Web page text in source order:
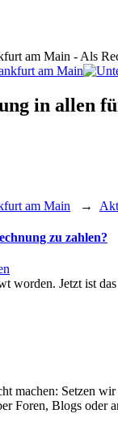
am Main - Als
in allen
am Main →
zu zahlen?
Jetzt ist
machen: Setzen
Foren, Blogs